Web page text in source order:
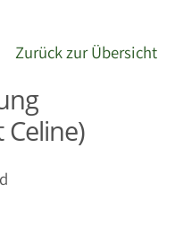
Zurück zur Übersicht